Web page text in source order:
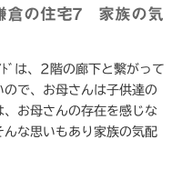
倉の住宅7 家族の気
ﾞは、2階の廊下と繫がって
で、お母さんは子供達の
お母さんの存在を感じな
な思いもあり家族の気配